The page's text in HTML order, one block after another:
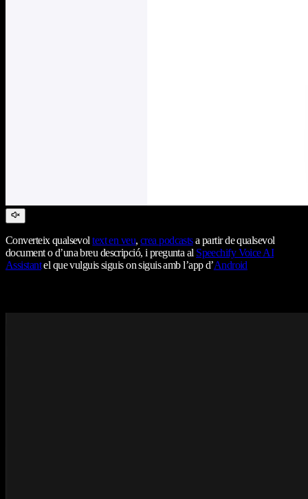
Converteix qualsevoltext en veu, crea podcastsa partir de qualsevol
document o d’una breu descripció, i pregunta al Speechify Voice AI
Assistantel que vulguis siguis on siguis amb l’app d’Android